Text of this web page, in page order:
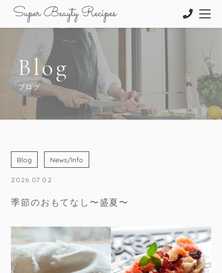
Blog
ブログ
Blog News/Info
2026.07.02
季節のおもてなし〜盛夏〜